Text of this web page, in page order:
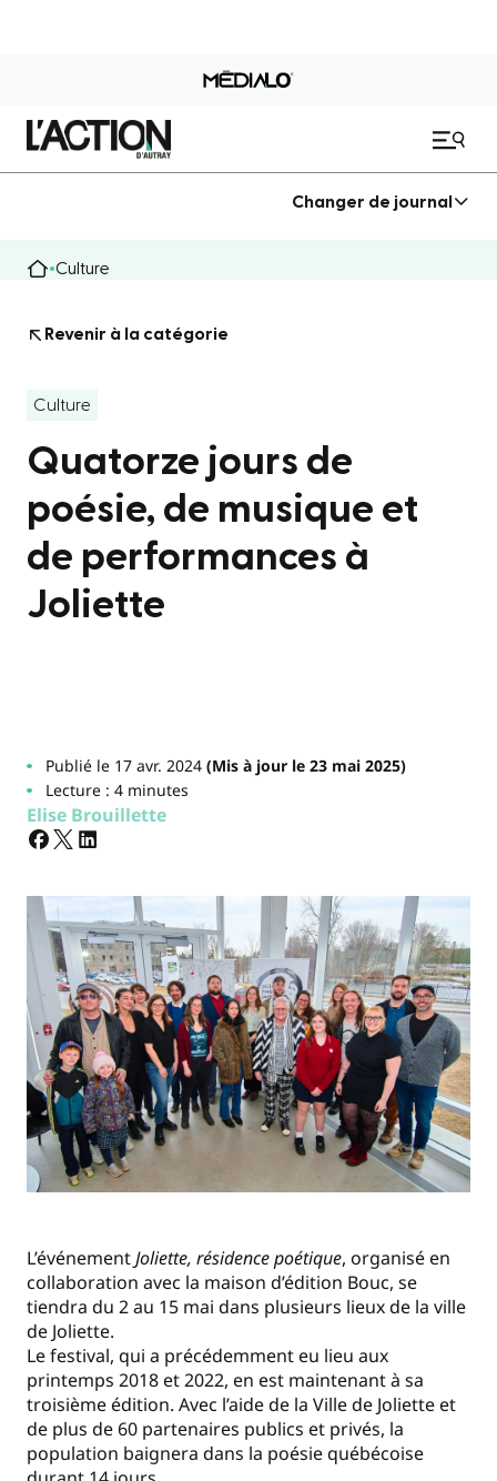
Changer de journal
Culture
Revenir à la catégorie
Culture
Quatorze jours de
poésie, de musique et
de performances à
Joliette
Publié le 17 avr. 2024(Mis à jour le 23 mai 2025)
Lecture : 4 minutes
Elise Brouillette
L’événementJoliette, résidence poétique, organisé en
collaboration avec la maison d’édition Bouc, se
tiendra du 2 au 15 mai dans plusieurs lieux de la ville
de Joliette.
Le festival, qui a précédemment eu lieu aux
printemps 2018 et 2022, en est maintenant à sa
troisième édition. Avec l’aide de la Ville de Joliette et
de plus de 60 partenaires publics et privés, la
population baignera dans la poésie québécoise